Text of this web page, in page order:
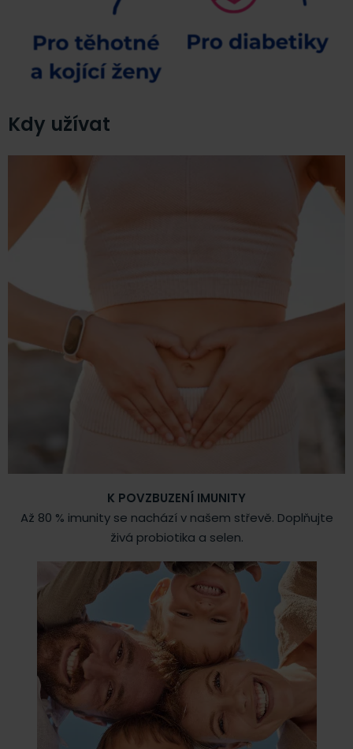
Kdy užívat
K POVZBUZENÍ IMUNITY
Až 80 % imunity se nachází v našem střevě. Doplňujte
živá probiotika a selen.